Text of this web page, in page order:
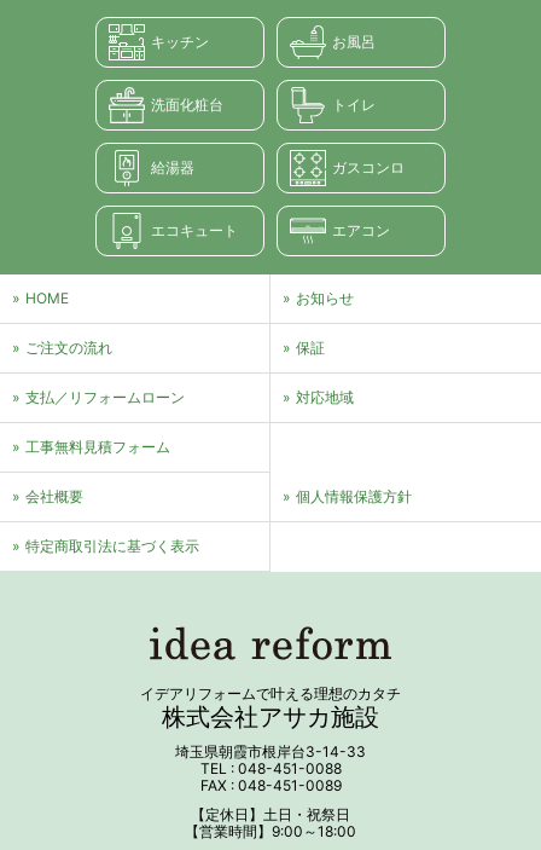
イデアリフォームで叶える理想のカタチ
株式会社アサカ施設
埼玉県朝霞市根岸台3-14-33
TEL : 048-451-0088
FAX : 048-451-0089
【定休日】土日・祝祭日
【営業時間】9:00～18:00
キッチン お風呂
洗面化粧台 トイレ
給湯器 ガスコンロ
エコキュート エアコン
HOME お知らせ
ご注文の流れ 保証
支払／リフォームローン 対応地域
⼯事無料⾒積フォーム
会社概要 個⼈情報保護⽅針
特定商取引法に基づく表⽰